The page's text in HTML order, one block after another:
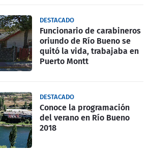
DESTACADO
Funcionario de carabineros
oriundo de Río Bueno se
quitó la vida, trabajaba en
Puerto Montt
DESTACADO
Conoce la programación
del verano en Río Bueno
2018